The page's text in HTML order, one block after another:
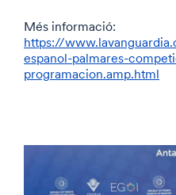
Més informació:
https://
espanol-palmares-
programacion.amp.html